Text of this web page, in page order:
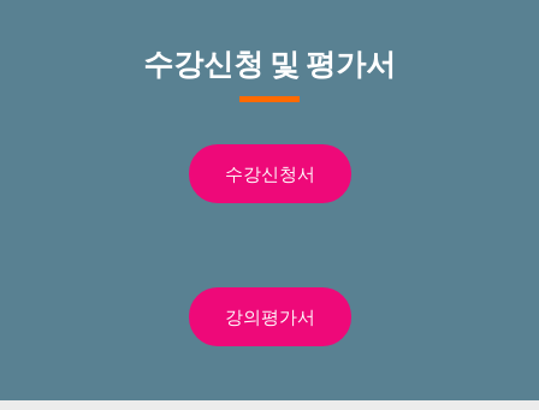
수강신청 및 평가서
수강신청서
강의평가서